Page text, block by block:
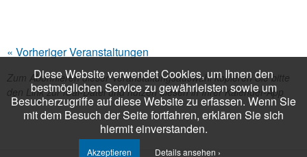
« Vorheriger Veranstaltungen
Zum Abonnieren dieser Veranstaltungsauswahl kopieren Sie bitte
den Link zur iCal-Datei und nutzen diesen in Ihrer Kalender-App
Diese Website verwendet Cookies, um Ihnen den
bestmöglichen Service zu gewährleisten sowie um
Besucherzugriffe auf diese Website zu erfassen. Wenn Sie
mit dem Besuch der Seite fortfahren, erklären Sie sich
hiermit einverstanden.
Akzeptieren Details ansehen ›